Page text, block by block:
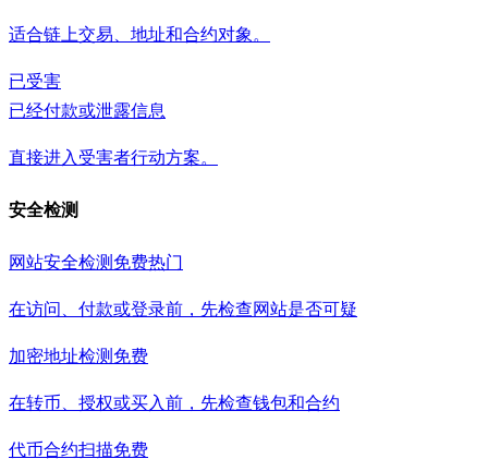
适合链上交易、地址和合约对象。
已受害
已经付款或泄露信息
直接进入受害者行动方案。
安全检测
网站安全检测 免费热门
在访问、付款或登录前，先检查网站是否可疑
加密地址检测 免费
在转币、授权或买入前，先检查钱包和合约
代币合约扫描免费